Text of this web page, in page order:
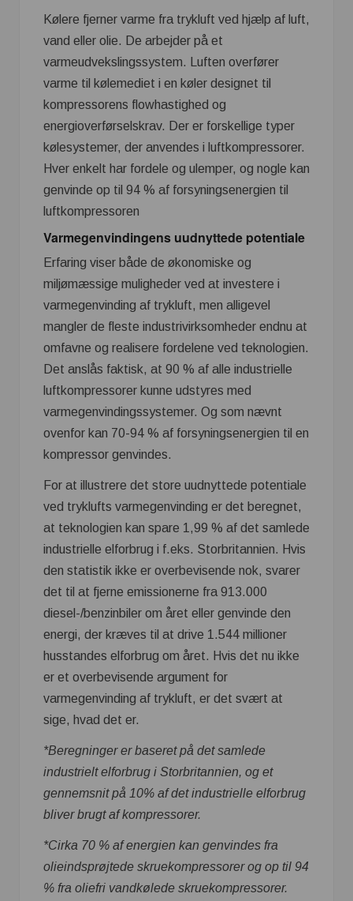
Kølere fjerner varme fra trykluft ved hjælp af luft,
vand eller olie. De arbejder på et
varmeudvekslingssystem. Luften overfører
varme til kølemediet i en køler designet til
kompressorens flowhastighed og
energioverførselskrav. Der er forskellige typer
kølesystemer, der anvendes i luftkompressorer.
Hver enkelt har fordele og ulemper, og nogle kan
genvinde op til 94 % af forsyningsenergien til
luftkompressoren
Varmegenvindingens uudnyttede potentiale
Erfaring viser både de økonomiske og
miljømæssige muligheder ved at investere i
varmegenvinding af trykluft, men alligevel
mangler de fleste industrivirksomheder endnu at
omfavne og realisere fordelene ved teknologien.
Det anslås faktisk, at 90 % af alle industrielle
luftkompressorer kunne udstyres med
varmegenvindingssystemer. Og som nævnt
ovenfor kan 70-94 % af forsyningsenergien til en
kompressor genvindes.
For at illustrere det store uudnyttede potentiale
ved tryklufts varmegenvinding er det beregnet,
at teknologien kan spare 1,99 % af det samlede
industrielle elforbrug i f.eks. Storbritannien. Hvis
den statistik ikke er overbevisende nok, svarer
det til at fjerne emissionerne fra 913.000
diesel-/benzinbiler om året eller genvinde den
energi, der kræves til at drive 1.544 millioner
husstandes elforbrug om året. Hvis det nu ikke
er et overbevisende argument for
varmegenvinding af trykluft, er det svært at
sige, hvad det er.
*Beregninger er baseret på det samlede
industrielt elforbrug i Storbritannien, og et
gennemsnit på 10% af det industrielle elforbrug
bliver brugt af kompressorer.
*Cirka 70 % af energien kan genvindes fra
olieindsprøjtede skruekompressorer og op til 94
% fra oliefri vandkølede skruekompressorer.